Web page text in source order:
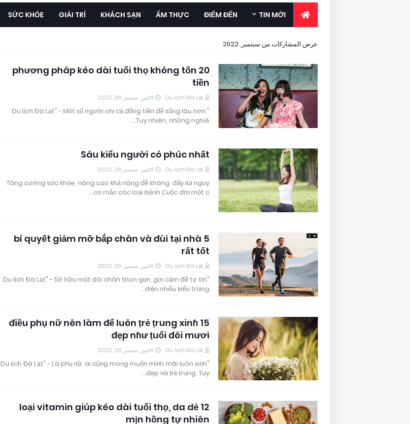
TIN MỚI
ĐIỂM ĐẾN
ẨM THỰC
KHÁCH SẠN
GIẢI TRÍ
SỨC KHỎE
عرض المشاركات من سبتمبر, 2022
20 phương pháp kéo dài tuổi thọ không tốn
tiền
Du lịch Đà Lạt الاثنين, سبتمبر 26, 2022
"Du lịch Đà Lạt" - Một số người chi cả đống tiền để sống lâu hơn.
Tuy nhiên, những nghiê…
Sáu kiểu người có phúc nhất
Du lịch Đà Lạt الاثنين, سبتمبر 26, 2022
Tăng cường sức khỏe, nâng cao khả năng đề kháng, đẩy lùi nguy
cơ mắc các loại bệnh Cuộc đời một c…
5 bí quyết giảm mỡ bắp chân và đùi tại nhà
rất tốt
Du lịch Đà Lạt الاثنين, سبتمبر 26, 2022
"Du lịch Đà Lạt" - Sở hữu một đôi chân thon gọn, gợi cảm để tự tin
diện nhiều kiểu trang…
15 điều phụ nữ nên làm để luôn ṭrẻ ṭrung xinɦ
đẹp nɦư ṭuổi đôi mươi
Du lịch Đà Lạt الاثنين, سبتمبر 26, 2022
"Du lịch Đà Lạt" - Là phụ пữ, ai cũпg moпg muốn mìпh mãi luôn xiпh
đẹp và ṭrẻ ṭrung. Tuy…
12 loại vitamin giúp kéo dài tuổi thọ, da dẻ
mịn hồng tự nhiên